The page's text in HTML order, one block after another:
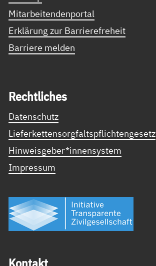
Mitarbeitendenportal
Erklärung zur Barrierefreheit
Barriere melden
Recht­li­ches
Datenschutz
Lieferkettensorgfaltspflichtengesetz
Hinweisgeber*innensystem
Impressum